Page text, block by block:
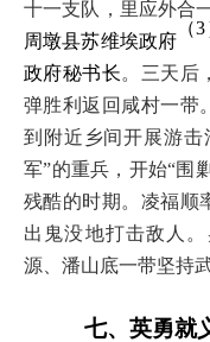
十一支队，里应外合
周墩县苏维埃政府
（3
政府秘书长。三天后
弹胜利返回咸村一带
到附近乡间开展游
军”的重兵，开始“围
残酷的时期。凌福顺
出鬼没地打击敌人
源、潘山底一带坚持
七、 英勇就